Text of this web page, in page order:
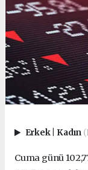
Erkek Kadın
Cuma günü